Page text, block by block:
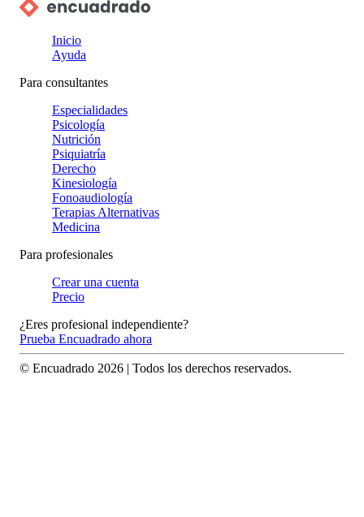
Inicio
Ayuda
Para consultantes
Especialidades
Psicología
Nutrición
Psiquiatría
Derecho
Kinesiología
Fonoaudiología
Terapias Alternativas
Medicina
Para profesionales
Crear una cuenta
Precio
¿Eres profesional independiente?
Prueba Encuadrado ahora
© Encuadrado 2026 | Todos los derechos reservados.